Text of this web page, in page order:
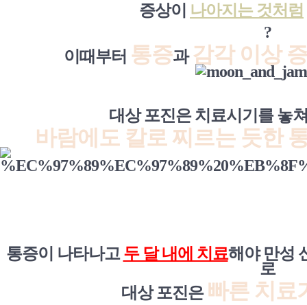
증상이 나아지는 것처럼
?
이때부터 통증과감각 이상
대상 포진은 치료시기를 놓
바람에도 칼로 찌르는 듯한
통증이 나타나고두 달 내에 치료해야 만성
로
대상 포진은 빠른 치료